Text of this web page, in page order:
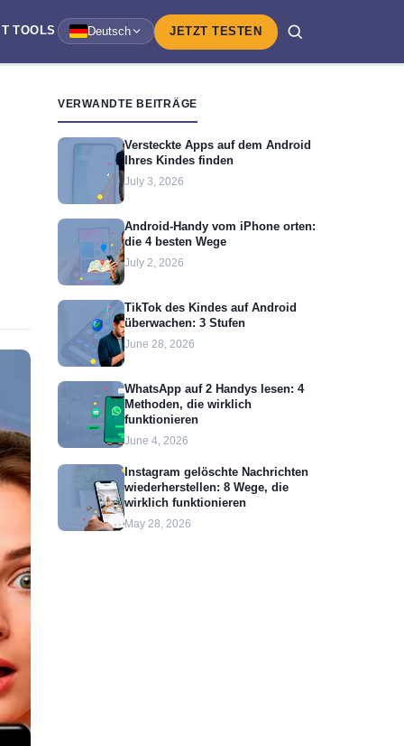
TOOLS Deutsch JETZT TESTEN
VERWANDTE BEITRÄGE
Versteckte Apps auf dem Android
Ihres Kindes finden
July 3, 2026
Android-Handy vom iPhone orten:
die 4 besten Wege
July 2, 2026
TikTok des Kindes auf Android
überwachen: 3 Stufen
June 28, 2026
WhatsApp auf 2 Handys lesen: 4
Methoden, die wirklich
funktionieren
June 4, 2026
Instagram gelöschte Nachrichten
wiederherstellen: 8 Wege, die
wirklich funktionieren
May 28, 2026